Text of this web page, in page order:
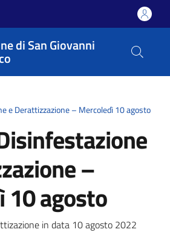
di San Giovanni
e Derattizzazione – Mercoledì 10 agosto
–
10 agosto
notizia
in data 10 agosto 2022